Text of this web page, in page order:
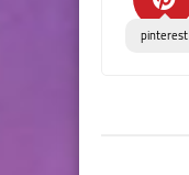
pinterest